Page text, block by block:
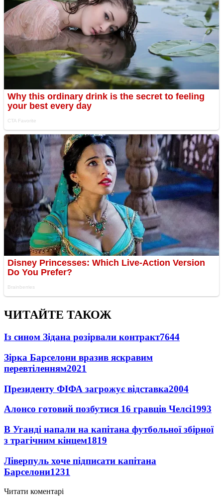
ЧИТАЙТЕ ТАКОЖ
Із сином Зідана розірвали контракт7644
Зірка Барселони вразив яскравим
перевтіленням2021
Президенту ФІФА загрожує відставка2004
Алонсо готовий позбутися 16 гравців Челсі1993
В Уганді напали на капітана футбольної збірної
з трагічним кінцем1819
Ліверпуль хоче підписати капітана
Барселони1231
Читати коментарі